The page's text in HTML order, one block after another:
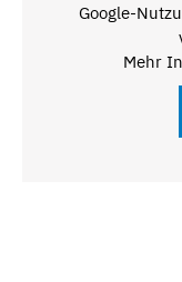
Google-
Mehr